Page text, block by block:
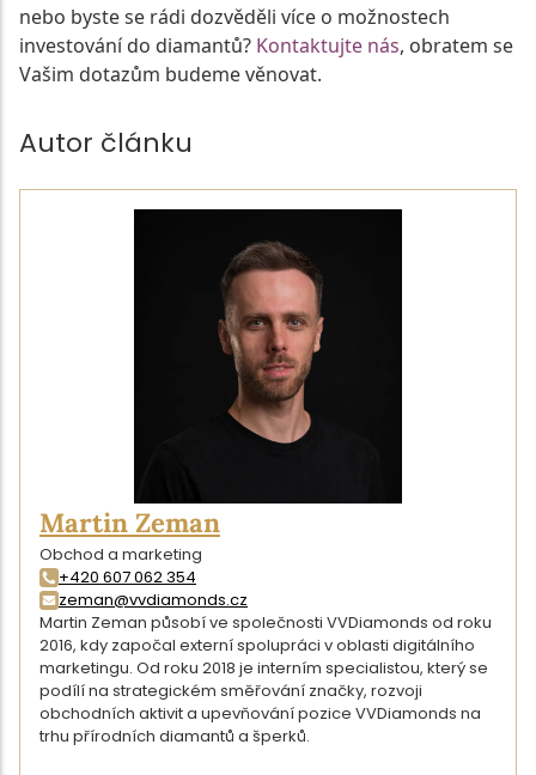
nebo byste se rádi dozvěděli více o možnostech
investování do diamantů? Kontaktujte nás, obratem se
Vašim dotazům budeme věnovat.
Autor článku
Martin Zeman
Obchod a marketing
+420 607 062 354
zeman@vvdiamonds.cz
Martin Zeman působí ve společnosti VVDiamonds od roku
2016, kdy započal externí spolupráci v oblasti digitálního
marketingu. Od roku 2018 je interním specialistou, který se
podílí na strategickém směřování značky, rozvoji
obchodních aktivit a upevňování pozice VVDiamonds na
trhu přírodních diamantů a šperků.